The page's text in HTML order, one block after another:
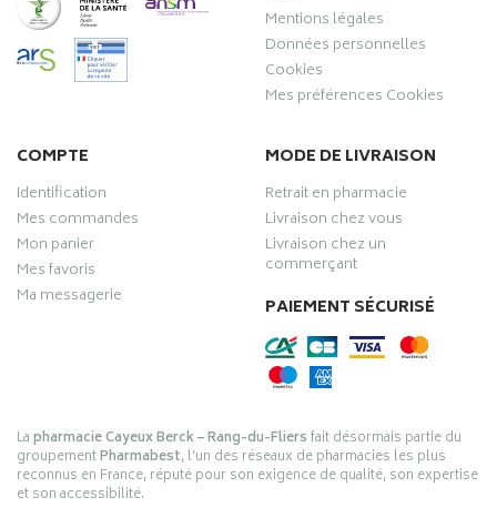
Mentions légales
Données personnelles
Cookies
Mes préférences Cookies
COMPTE
Identification
Mes commandes
Mon panier
Mes favoris
Ma messagerie
MODE DE LIVRAISON
Retrait en pharmacie
Livraison chez vous
Livraison chez un
commerçant
PAIEMENT SÉCURISÉ
Lapharmacie Cayeux Berck – Rang-du-Fliersfait désormais partie du
groupementPharmabest, l’un des réseaux de pharmacies les plus
reconnus en France, réputé pour son exigence de qualité, son expertise
et son accessibilité.